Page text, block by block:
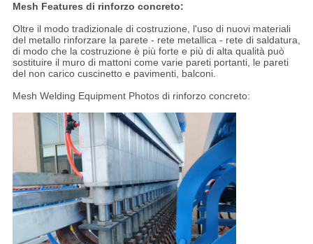
Mesh Features di rinforzo concreto:
Oltre il modo tradizionale di costruzione, l'uso di nuovi materiali
del metallo rinforzare la parete - rete metallica - rete di saldatura,
di modo che la costruzione è più forte e più di alta qualità può
sostituire il muro di mattoni come varie pareti portanti, le pareti
del non carico cuscinetto e pavimenti, balconi.
Mesh Welding Equipment Photos di rinforzo concreto: